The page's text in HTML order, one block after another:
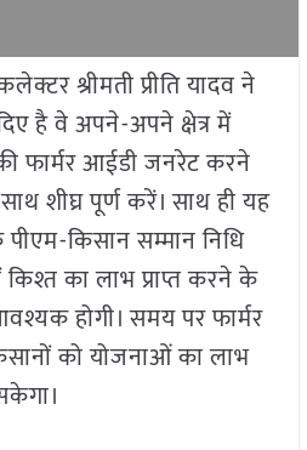
श्रीमती प्रीति यादव ने
है वे अपने-अपने क्षेत्र में
फार्मर आईडी जनरेट करने
शीघ्र पूर्ण करें। साथ ही यह
पीएम-किसान सम्मान निधि
का लाभ प्राप्त करने के
होगी। समय पर फार्मर
को योजनाओं का लाभ